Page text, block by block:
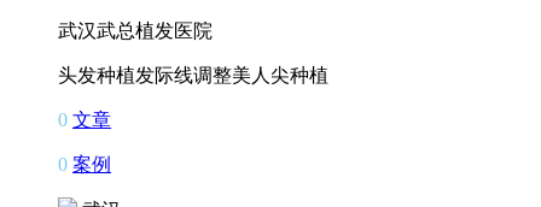
武汉武总植发医院
头发种植发际线调整美人尖种植
0 文章
0 案例